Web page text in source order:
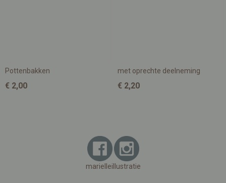
Pottenbakken
€ 2,00
met oprechte deelneming
€ 2,20
marielleillustratie